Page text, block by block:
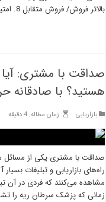
بالاتر فروش/ فروش متقابل 8. امتیاز تبلیغی خالص …
صداقت با مشتری:
هستید؟ با صادقانه
بازاریابی زمان مطاله: 4 دقیقه
صداقت با مشتری یکی از مسائل
راه‌های بازاریابی و تبلیغات
مشاهده می‌کنند که فردی در آن
زمانی که پزشک سرطان ریه را